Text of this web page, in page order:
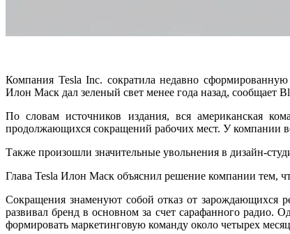
Компания Tesla Inc. сократила недавно
Илон Маск дал зеленый свет менее года назад, сообщает
По словам источников издания, вся американская
продолжающихся сокращений рабочих мест. У компании
Также произошли значительные увольнения в дизайн-
Глава Tesla Илон Маск объяснил решение компании тем,
Сокращения знаменуют собой отказ от зарождающихся
развивал бренд в основном за счет сарафанного радио.
формировать маркетинговую команду около четырех